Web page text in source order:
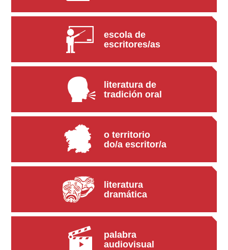
escola de
escritores/as
literatura de
tradición oral
o territorio
do/a escritor/a
literatura
dramática
palabra
audiovisual